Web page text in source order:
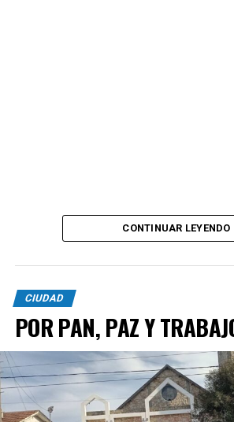
CONTINUAR LEYENDO
CIUDAD
POR PAN, PAZ Y